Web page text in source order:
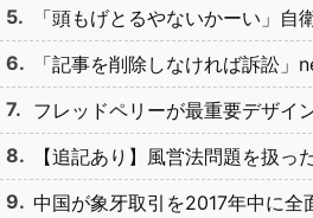
「頭もげとるやないかーい」自
「記事を削除しなければ訴訟」
フレッドペリーが最重要デザイ
【追記あり】風営法問題を扱っ
中国が象牙取引を2017年中に全